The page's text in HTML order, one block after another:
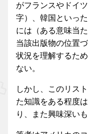
がフランスやドイ
字）、韓国といっ
には（ある意味当
当該出版物の位置
状況を理解するた
ない。
しかし、このリス
た知識をある程度
り、また興味深いも